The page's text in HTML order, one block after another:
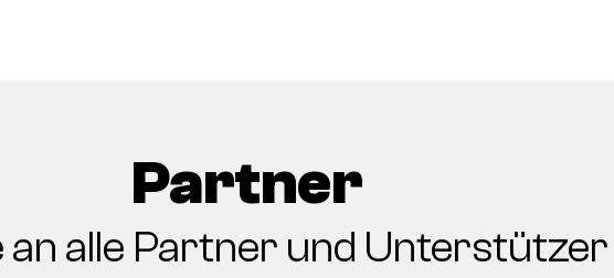
Partner
an alle Partner und Unterstützer